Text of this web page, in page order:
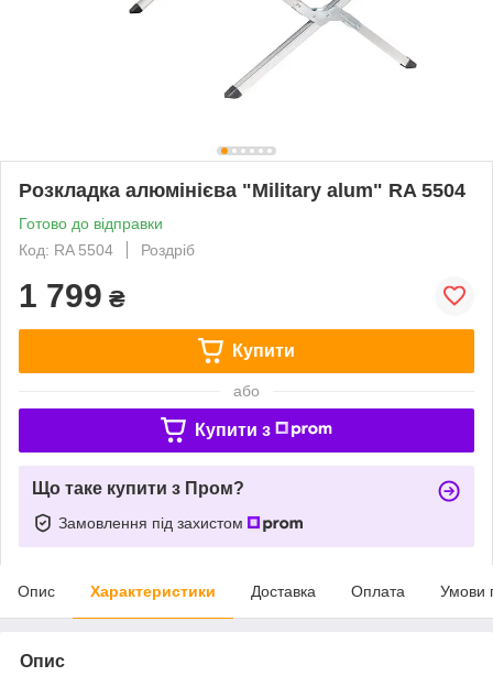
Розкладка алюмінієва "Military alum" RA 5504
Готово до відправки
Код: RA 5504
Роздріб
1 799 ₴
Купити
або
Купити з
Що таке купити з Пром?
Замовлення під захистом
Опис Характеристики Доставка Оплата Умови
Опис